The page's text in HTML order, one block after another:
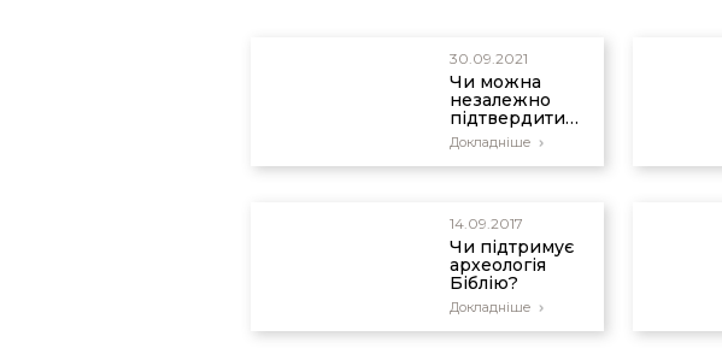
30.09.2021
Чи можна
незалежно
підтвердити
автентичність
каменів Іки?
Докладніше
14.09.2017
Чи підтримує
археологія
Біблію?
Докладніше